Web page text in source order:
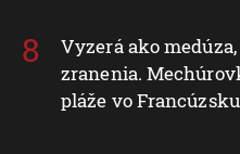
Vyzerá ako
zranenia.
pláže vo